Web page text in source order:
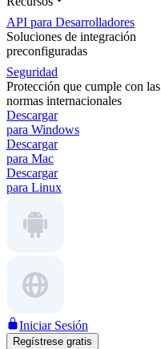
API para Desarrolladores
Soluciones de integración
preconfiguradas
Seguridad
Protección que cumple con las
normas internacionales
Descargar
para Windows
Descargar
para Mac
Descargar
para Linux
Iniciar Sesión
Regístrese gratis